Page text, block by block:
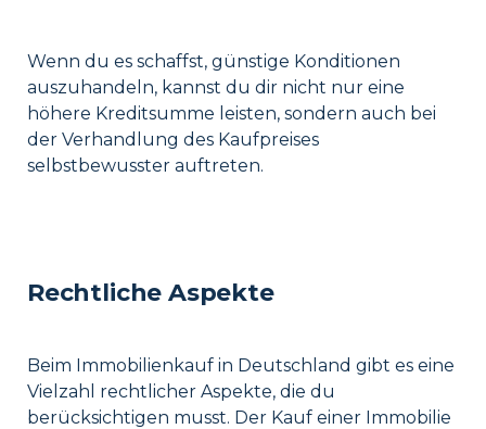
Wenn du es schaffst, günstige Konditionen
auszuhandeln, kannst du dir nicht nur eine
höhere Kreditsumme leisten, sondern auch bei
der Verhandlung des Kaufpreises
selbstbewusster auftreten.
Rechtliche Aspekte
Beim Immobilienkauf in Deutschland gibt es eine
Vielzahl rechtlicher Aspekte, die du
berücksichtigen musst. Der Kauf einer Immobilie